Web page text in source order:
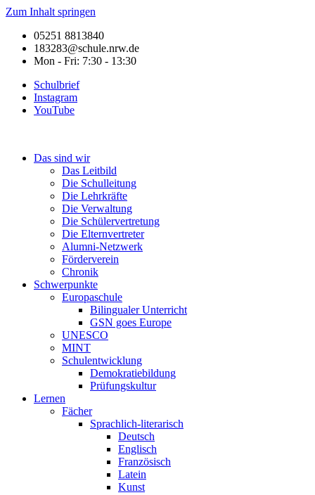
Zum Inhalt springen
05251 8813840
183283@schule.nrw.de
Mon - Fri: 7:30 - 13:30
Schulbrief
Instagram
YouTube
Das sind wir
Das Leitbild
Die Schulleitung
Die Lehrkräfte
Die Verwaltung
Die Schülervertretung
Die Elternvertreter
Alumni-Netzwerk
Förderverein
Chronik
Schwerpunkte
Europaschule
Bilingualer Unterricht
GSN goes Europe
UNESCO
MINT
Schulentwicklung
Demokratiebildung
Prüfungskultur
Lernen
Fächer
Sprachlich-literarisch
Deutsch
Englisch
Französisch
Latein
Kunst